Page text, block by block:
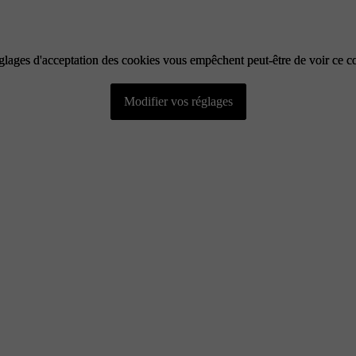
d'acceptation des cookies vous empêchent peut-être de voir ce
Modifier vos réglages
d'acceptation des cookies vous empêchent peut-être de voir ce
Modifier vos réglages